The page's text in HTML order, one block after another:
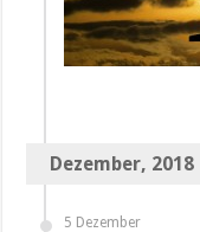
Dezember, 2018
5 Dezember